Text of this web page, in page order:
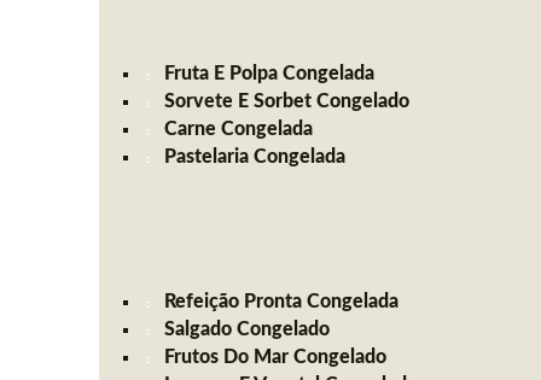
Fruta E Polpa Congelada
Sorvete E Sorbet Congelado
Carne Congelada
Pastelaria Congelada
Refeição Pronta Congelada
Salgado Congelado
Frutos Do Mar Congelado